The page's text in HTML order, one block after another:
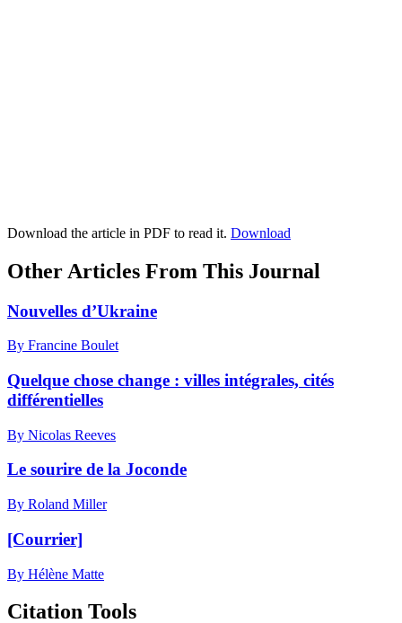
Download the article in PDF to read it. Download
Other Articles From This Journal
Nouvelles d’Ukraine
By Francine Boulet
Quelque chose change : villes intégrales, cités
différentielles
By Nicolas Reeves
Le sourire de la Joconde
By Roland Miller
[Courrier]
By Hélène Matte
Citation Tools